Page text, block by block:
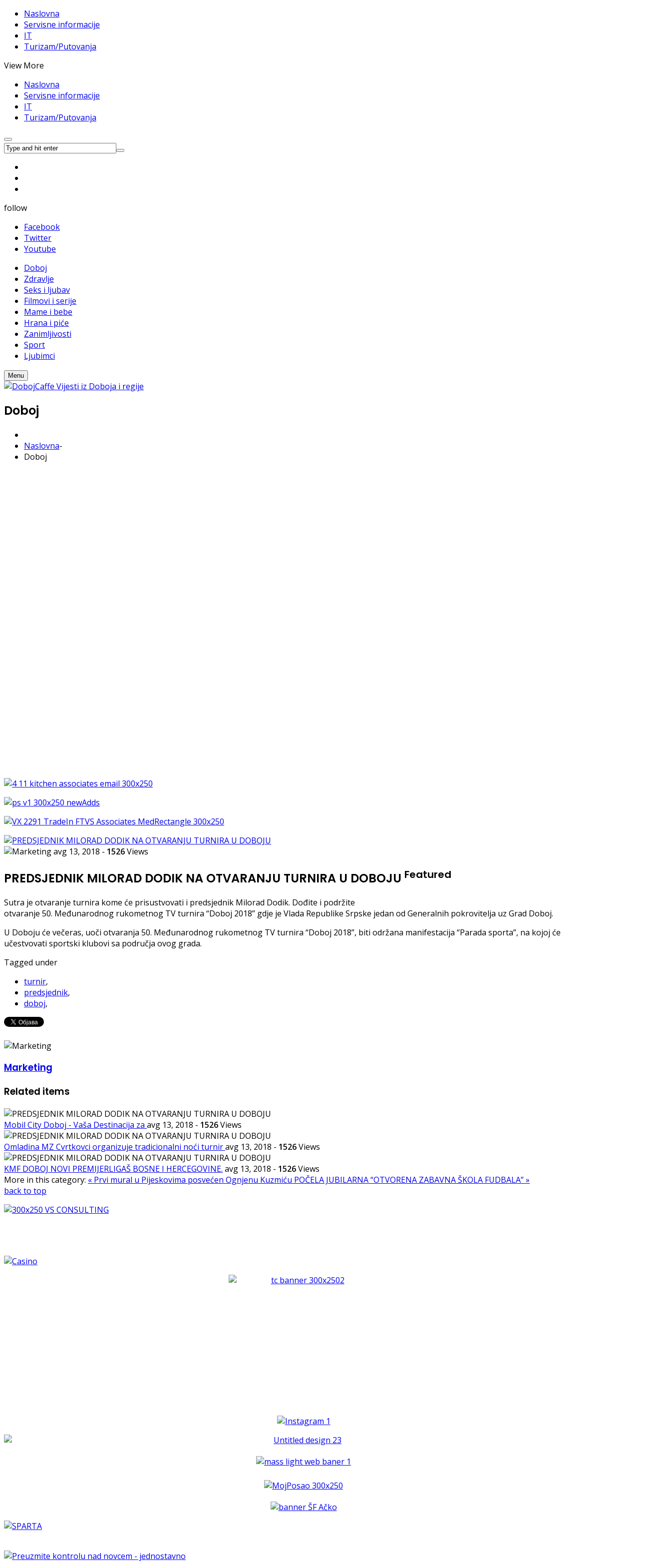
Naslovna
Servisne informacije
IT
Turizam/Putovanja
View More
Naslovna
Servisne informacije
IT
Turizam/Putovanja
follow
Facebook
Twitter
Youtube
Doboj
Zdravlje
Seks i ljubav
Filmovi i serije
Mame i bebe
Hrana i piće
Zanimljivosti
Sport
Ljubimci
Menu
Doboj
Naslovna-
Doboj
avg 13, 2018 - 1526Views
PREDSJEDNIK MILORAD DODIK NA OTVARANJU TURNIRA U DOBOJU Featured
Sutra je otvaranje turnira kome će prisustvovati i predsjednik Milorad Dodik. Dođite i podržite
otvaranje 50. Međunarodnog rukometnog TV turnira “Doboj 2018” gdje je Vlada Republike Srpske jedan od Generalnih pokrovitelja uz Grad Doboj.
U Doboju će večeras, uoči otvaranja 50. Međunarodnog rukometnog TV turnira “Doboj 2018”, biti održana manifestacija “Parada sporta”, na kojoj će
učestvovati sportski klubovi sa područja ovog grada.
Tagged under
turnir,
predsjednik,
doboj,
Marketing
Related items
Mobil City Doboj - Vaša Destinacija za avg 13, 2018 - 1526Views
Omladina MZ Cvrtkovci organizuje tradicionalni noći turniravg 13, 2018 - 1526Views
KMF DOBOJ NOVI PREMIJERLIGAŠ BOSNE I HERCEGOVINE. avg 13, 2018 - 1526Views
More in this category: « Prvi mural u Pijeskovima posvećen Ognjenu Kuzmiću POČELA JUBILARNA “OTVORENA ZABAVNA ŠKOLA FUDBALA” »
back to top